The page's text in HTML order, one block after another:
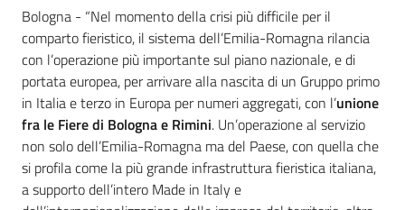
Contenuto
Bologna - “Nel momento della crisi più difficile per il
comparto fieristico, il sistema dell’Emilia-Romagna rilancia
con l’operazione più importante sul piano nazionale, e di
portata europea, per arrivare alla nascita di un Gruppo primo
in Italia e terzo in Europa per numeri aggregati, con l’unione
fra le Fiere di Bologna e Rimini. Un’operazione al servizio
non solo dell’Emilia-Romagna ma del Paese, con quella che
si profila come la più grande infrastruttura fieristica italiana,
a supporto dell’intero Made in Italy e